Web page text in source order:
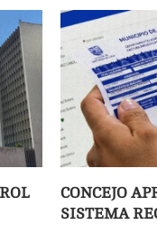
CONCEJO
SISTEMA